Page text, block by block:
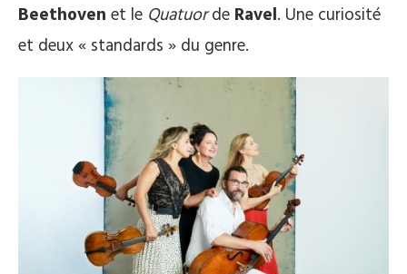
Beethoven et le Quatuorde Ravel. Une curiosité
et deux « standards » du genre.